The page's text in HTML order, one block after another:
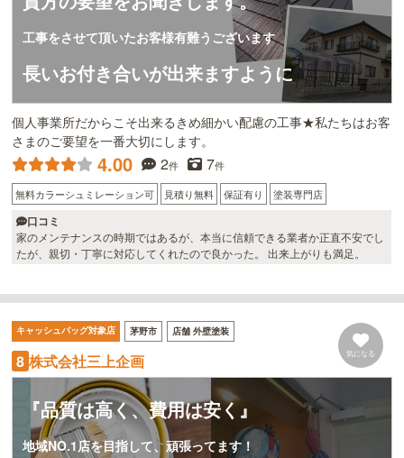
工事をさせて頂いたお客様有難うございます
長いお付き合いが出来ますように
個人事業所だからこそ出来るきめ細かい配慮の工事★私たちはお客
さまのご要望を一番大切にします。
4.00 2件 7件
無料カラーシュミレーション可 見積り無料 保証有り 塗装専門店
口コミ
家のメンテナンスの時期ではあるが、本当に信頼できる業者か正直不安でし
たが、親切・丁寧に対応してくれたので良かった。 出来上がりも満足。
キャッシュバッグ対象店 茅野市 店舗 外壁塗装
8 株式会社三上企画 気になる
『品質は高く、費用は安く』
地域NO.1店を目指して、頑張ってます！